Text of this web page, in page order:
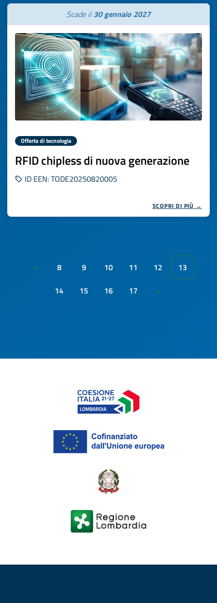
Scade il30 gennaio 2027
Offerta di tecnologia
RFID chipless di nuova generazione
ID EEN: TODE20250820005
SCOPRI DI PIÙ →
« 8 9 10 11 12
13
14
15 16 17 »